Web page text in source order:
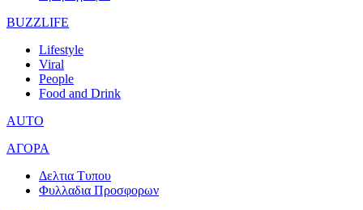
BUZZLIFE
Lifestyle
Viral
People
Food and Drink
AUTO
ΑΓΟΡΑ
Δελτια Τυπου
Φυλλαδια Προσφορων